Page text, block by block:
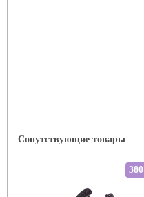
Сопутствующие товары